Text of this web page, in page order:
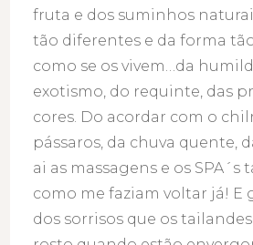
fruta e dos suminhos
tão diferentes e da forma
como se os vivem…da
exotismo, do requinte, das
cores. Do acordar com o
pássaros, da chuva quente,
ai as massagens e os SPA´s
como me faziam voltar já! E
dos sorrisos que os